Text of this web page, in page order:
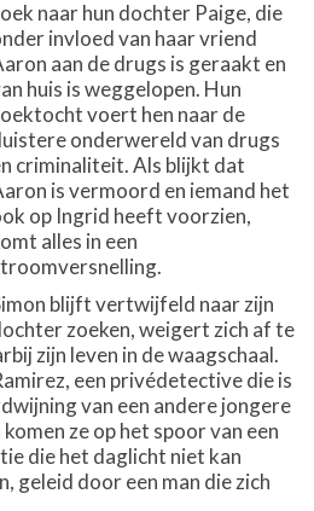
naar hun dochter Paige, die
invloed van haar vriend
aan de drugs is geraakt en
huis is weggelopen. Hun
voert hen naar de
onderwereld van drugs
criminaliteit. Als blijkt dat
is vermoord en iemand het
op Ingrid heeft voorzien,
alles in een
blijft vertwijfeld naar zijn
zoeken, weigert zich af te
zijn leven in de waagschaal.
een privédetective die is
van een andere jongere
ze op het spoor van een
die het daglicht niet kan
geleid door een man die zich